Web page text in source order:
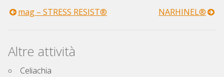
Navigazione
articoli
mag – STRESS RESIST® NARHINEL®
Altre attività
Celiachia